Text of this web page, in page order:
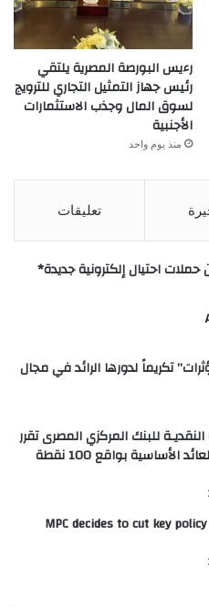
رءيس البورصة المصرية يلتقي
رئيس جهاز التمثيل التجاري للترويج
لسوق المال وجذب الاستثمارات
الأجنبية
منذ يوم واحد
تعليقات
احتيال إلكترونية جديدة*
تكريماً لدورها الرائد في مجال
للبنك المركزي المصرى تقرر
خفض أسعار العائد الأساسية بواقع 100 نقطة
MPC decides to cut key